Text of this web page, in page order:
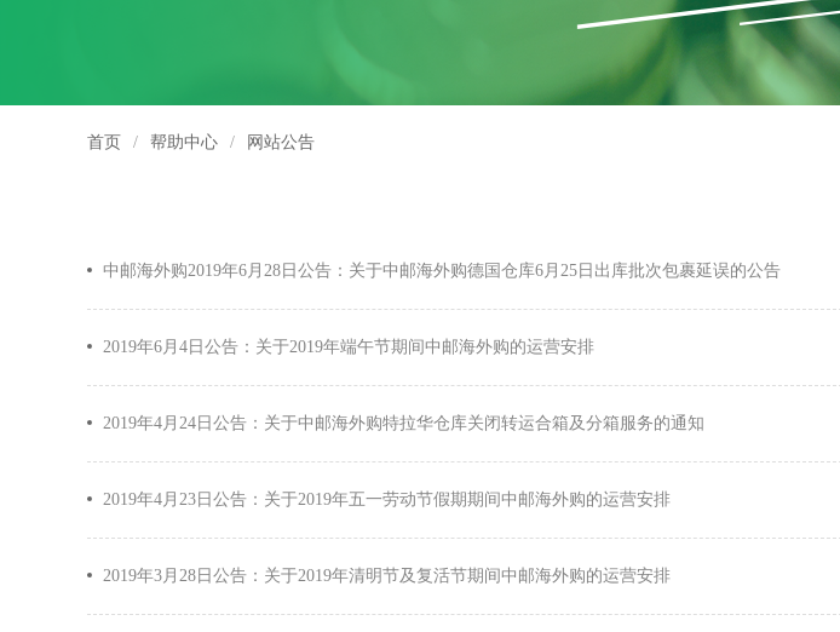
首页 / 帮助中心 / 网站公告
中邮海外购2019年6月28日公告：关于中邮海外购德国仓库6月25日出库批次包裹延误的公告
2019年6月4日公告：关于2019年端午节期间中邮海外购的运营安排
2019年4月24日公告：关于中邮海外购特拉华仓库关闭转运合箱及分箱服务的通知
2019年4月23日公告：关于2019年五一劳动节假期期间中邮海外购的运营安排
2019年3月28日公告：关于2019年清明节及复活节期间中邮海外购的运营安排